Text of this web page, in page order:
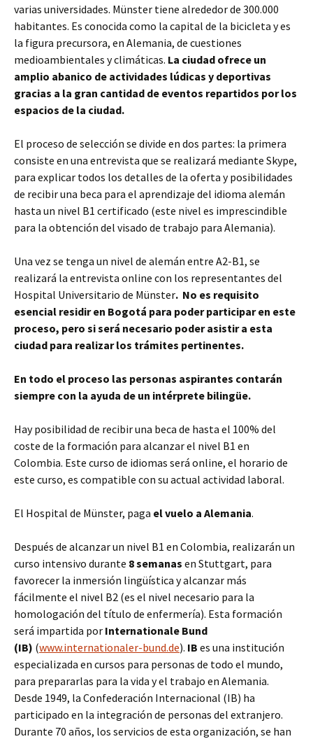
varias universidades. Münster tiene alrededor de 300.000
habitantes. Es conocida como la capital de la bicicleta y es
la figura precursora, en Alemania, de cuestiones
medioambientales y climáticas. La ciudad ofrece un
amplio abanico de actividades lúdicas y deportivas
gracias a la gran cantidad de eventos repartidos por los
espacios de la ciudad.
El proceso de selección se divide en dos partes: la primera
consiste en una entrevista que se realizará mediante Skype,
para explicar todos los detalles de la oferta y posibilidades
de recibir una beca para el aprendizaje del idioma alemán
hasta un nivel B1 certificado (este nivel es imprescindible
para la obtención del visado de trabajo para Alemania).
Una vez se tenga un nivel de alemán entre A2-B1, se
realizará la entrevista online con los representantes del
Hospital Universitario de Münster. No es requisito
esencial residir en Bogotá para poder participar en este
proceso, pero si será necesario poder asistir a esta
ciudad para realizar los trámites pertinentes.
En todo el proceso las personas aspirantes contarán
siempre con la ayuda de un intérprete bilingüe.
Hay posibilidad de recibir una beca de hasta el 100% del
coste de la formación para alcanzar el nivel B1 en
Colombia. Este curso de idiomas será online, el horario de
este curso, es compatible con su actual actividad laboral.
El Hospital de Münster, paga el vuelo a Alemania.
Después de alcanzar un nivel B1 en Colombia, realizarán un
curso intensivo durante 8 semanas en Stuttgart, para
favorecer la inmersión lingüística y alcanzar más
fácilmente el nivel B2 (es el nivel necesario para la
homologación del título de enfermería). Esta formación
será impartida por Internationale Bund
(IB) (www.internationaler-bund.de). IB es una institución
especializada en cursos para personas de todo el mundo,
para prepararlas para la vida y el trabajo en Alemania.
Desde 1949, la Confederación Internacional (IB) ha
participado en la integración de personas del extranjero.
Durante 70 años, los servicios de esta organización, se han